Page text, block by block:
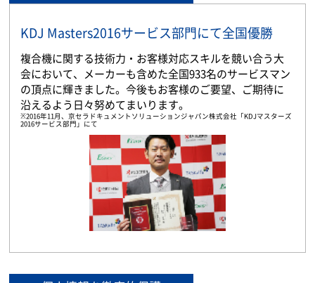
KDJ Masters2016サービス部門にて全国優勝
複合機に関する技術力・お客様対応スキルを競い合う大
会において、メーカーも含めた全国933名のサービスマン
の頂点に輝きました。今後もお客様のご要望、ご期待に
沿えるよう日々努めてまいります。
※2016年11月、京セラドキュメントソリューションジャパン株式会社「KDJマスターズ
2016サービス部門」にて